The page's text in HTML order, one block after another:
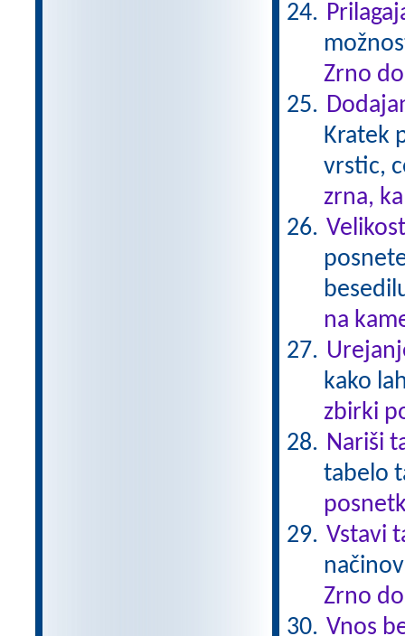
Zrno
Kratek
vrstic,
zrna,
na
kako
zbirki
Nariši
tabelo
Vstavi
Zrno
Vnos